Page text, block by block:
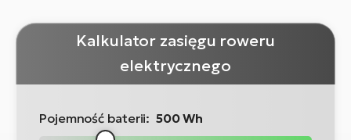
Kalkulator zasięgu roweru
elektrycznego
Pojemność baterii: 500 Wh